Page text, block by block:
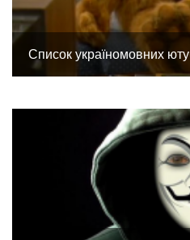
Список україномовних